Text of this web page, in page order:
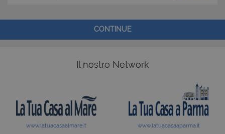
CONTINUE
Il nostro Network
www.latuacasaalmare.it www.latuacasaaparma.it